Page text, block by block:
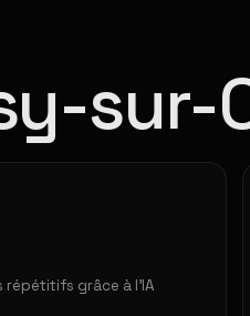
sur-
répétitifs grâce à l'IA